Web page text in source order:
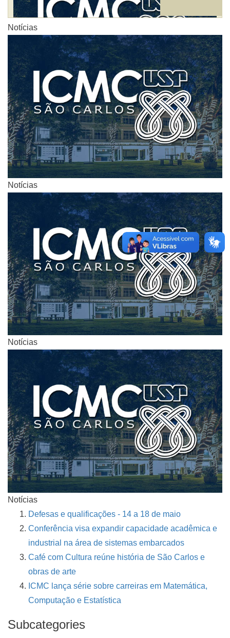
Notícias
Notícias
Notícias
Notícias
Notícias
Defesas e qualificações - 14 a 18 de maio
Conferência visa expandir capacidade acadêmica e
industrial na área de sistemas embarcados
Café com Cultura reúne história de São Carlos e
obras de arte
ICMC lança série sobre carreiras em Matemática,
Computação e Estatística
Subcategories